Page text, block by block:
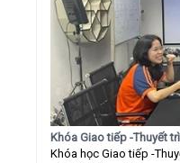
Khóa Giao tiếp -Thuyết
Khóa học Giao tiếp -